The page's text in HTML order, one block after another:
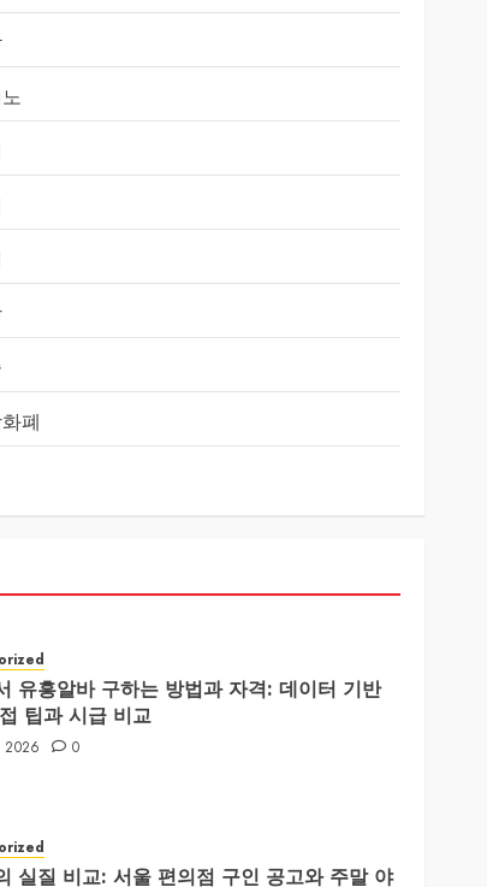
폐
유흥알바 구하는 방법과 자격: 데이터 기반
팁과 시급 비교
0
실질 비교: 서울 편의점 구인 공고와 주말 야